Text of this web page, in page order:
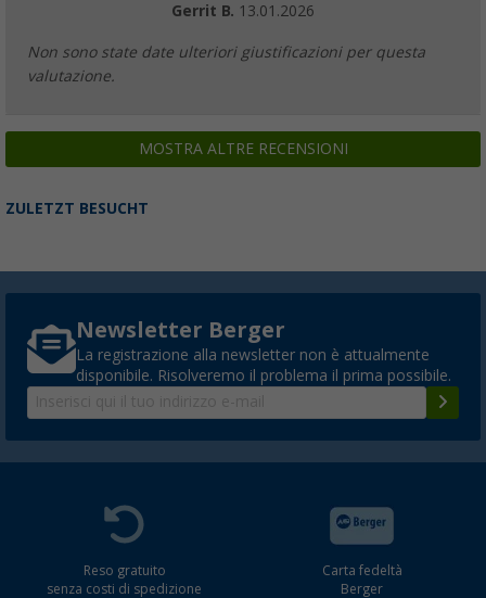
Gerrit B. 13.01.2026
Non sono state date ulteriori giustificazioni per questa
valutazione.
MOSTRA ALTRE RECENSIONI
ZULETZT BESUCHT
Newsletter Berger
La registrazione alla newsletter non è attualmente
disponibile. Risolveremo il problema il prima possibile.
Reso gratuito
senza costi di spedizione
Carta fedeltà
Berger